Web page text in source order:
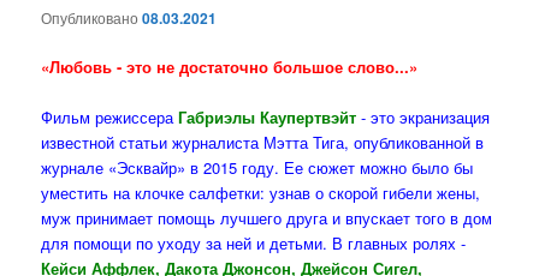
Опубликовано08.03.2021
«Любовь - это не достаточно большое слово...»
Фильм режиссераГабриэлы Каупертвэйт - это экранизация
известной статьи журналиста Мэтта Тига, опубликованной в
журнале «Эсквайр» в 2015 году. Ее сюжет можно было бы
уместить на клочке салфетки: узнав о скорой гибели жены,
муж принимает помощь лучшего друга и впускает того в дом
для помощи по уходу за ней и детьми. В главных ролях -
Кейси Аффлек, Дакота Джонсон, Джейсон Сигел,